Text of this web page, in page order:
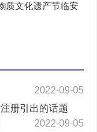
质文化遗产节临安
2022-09-05
册引出的话题
2022-09-05